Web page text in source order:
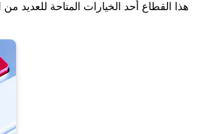
هذا القطاع أحد الخيارات المتاحة للعديد من